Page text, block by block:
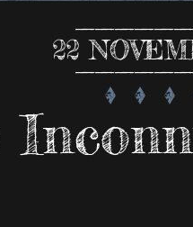
22